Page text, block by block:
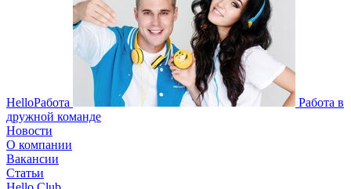
HelloРабота
Работа в
дружной команде
Новости
О компании
Вакансии
Статьи